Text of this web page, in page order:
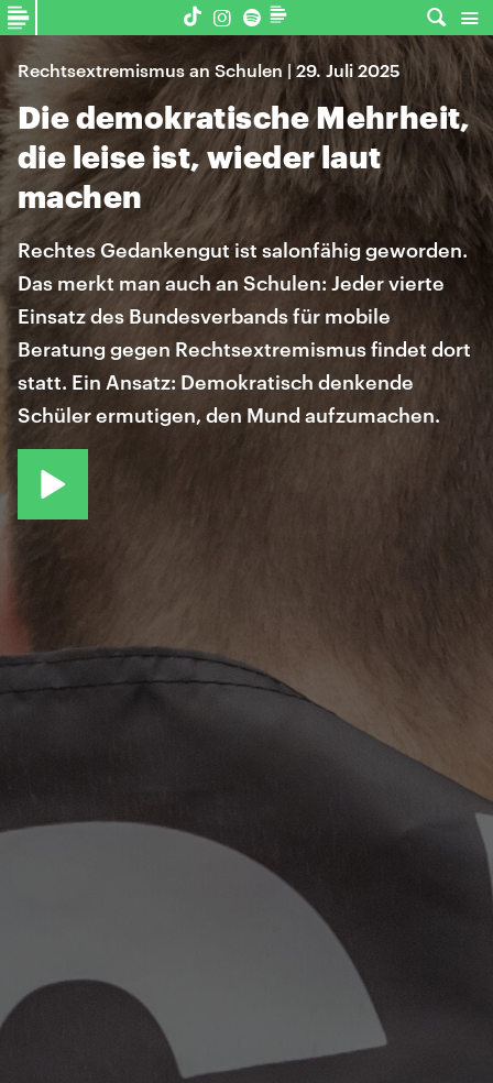
Rechtsextremismus an Schulen | 29. Juli 2025
Die demokratische Mehrheit,
die leise ist, wieder laut
machen
Rechtes Gedankengut ist salonfähig geworden.
Das merkt man auch an Schulen: Jeder vierte
Einsatz des Bundesverbands für mobile
Beratung gegen Rechtsextremismus findet dort
statt. Ein Ansatz: Demokratisch denkende
Schüler ermutigen, den Mund aufzumachen.